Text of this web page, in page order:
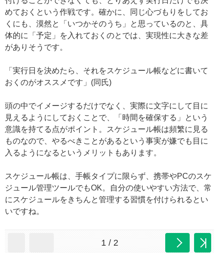
めておくという作戦です。確かに、同じ心づもりをしてお
くにも、漠然と「いつかそのうち」と思っているのと、具
体的に「予定」を入れておくのとでは、実現性に大きな差
がありそうです。
「実行日を決めたら、それをスケジュール帳などに書いて
おくのがオススメです」(同氏)
頭の中でイメージするだけでなく、実際に文字にして目に
見えるようにしておくことで、「時間を確保する」という
意識を持てる点がポイント。スケジュール帳は頻繁に見る
ものなので、やるべきことがあるという事実が嫌でも目に
入るようになるというメリットもあります。
スケジュール帳は、手帳タイプに限らず、携帯やPCのスケ
ジュール管理ツールでもOK。自分の使いやすい方法で、常
にスケジュールをきちんと管理する習慣を付けられるとい
いですね。
1 / 2